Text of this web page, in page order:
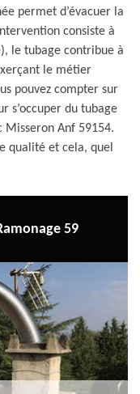
permet d’évacuer la
consiste à
le tubage contribue à
le métier
pouvez compter sur
s’occuper du tubage
Misseron Anf 59154.
qualité et cela, quel
59